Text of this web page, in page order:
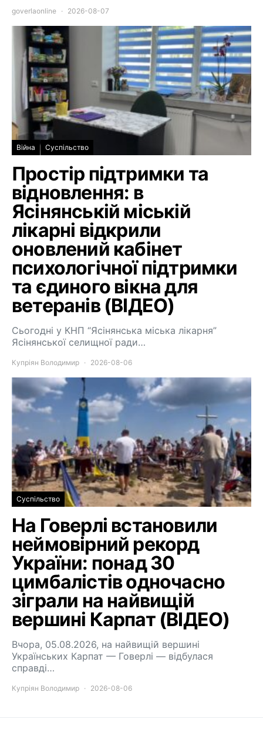
goverlaonline 2026-08-07
Війна Суспільство
Простір підтримки та
відновлення: в
Ясінянській міській
лікарні відкрили
оновлений кабінет
психологічної підтримки
та єдиного вікна для
ветеранів (ВІДЕО)
Сьогодні у КНП “Ясінянська міська лікарня”
Ясінянської селищної ради…
Купріян Володимир 2026-08-06
Суспільство
На Говерлі встановили
неймовірний рекорд
України: понад 30
цимбалістів одночасно
зіграли на найвищій
вершині Карпат (ВІДЕО)
Вчора, 05.08.2026, на найвищій вершині
Українських Карпат — Говерлі — відбулася
справді…
Купріян Володимир 2026-08-06